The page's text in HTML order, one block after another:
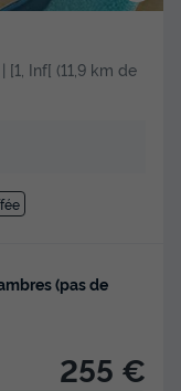
[1, Inf[ (11,9 km de
(pas de
255 €